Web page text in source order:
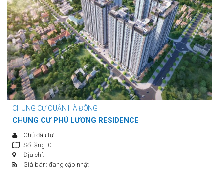
CHUNG CƯ QUẬN HÀ ĐÔNG
CHUNG CƯ PHÚ LƯƠNG RESIDENCE
Chủ đầu tư:
Số tầng: 0
Địa chỉ:
Giá bán: đang cập nhật